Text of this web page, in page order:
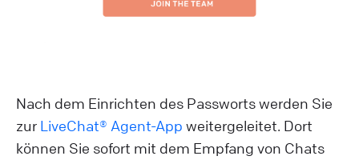
Nach dem Einrichten des Passworts werden Sie
zur LiveChat® Agent-App weitergeleitet. Dort
können Sie sofort mit dem Empfang von Chats